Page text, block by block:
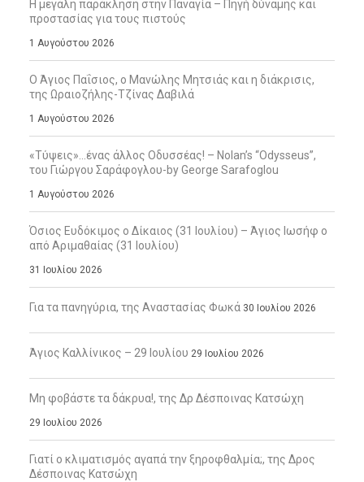
Η μεγάλη παράκληση στην Παναγία – Πηγή δύναμης και
προστασίας για τους πιστούς
1 Αυγούστου 2026
Ο Άγιος Παΐσιος, ο Μανώλης Μητσιάς και η διάκρισις,
της Ωραιοζήλης-Τζίνας Δαβιλά
1 Αυγούστου 2026
«Τύψεις»…ένας άλλος Οδυσσέας! – Nolan’s “Odysseus”,
του Γιώργου Σαράφογλου-by George Sarafoglou
1 Αυγούστου 2026
Όσιος Ευδόκιμος ο Δίκαιος (31 Ιουλίου) – Άγιος Ιωσήφ ο
από Αριμαθαίας (31 Ιουλίου)
31 Ιουλίου 2026
Για τα πανηγύρια, της Αναστασίας Φωκά 30 Ιουλίου 2026
Άγιος Καλλίνικος – 29 Ιουλίου 29 Ιουλίου 2026
Μη φοβάστε τα δάκρυα!, της Δρ Δέσποινας Κατσώχη
29 Ιουλίου 2026
Γιατί ο κλιματισμός αγαπά την ξηροφθαλμία;, της Δρος
Δέσποινας Κατσώχη